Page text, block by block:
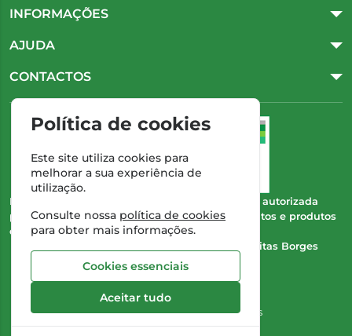
INFORMAÇÕES
AJUDA
CONTACTOS
Esta farmácia (Farmácia Gonçalves) encontra-se autorizada
pelo INFARMED para a dispensa de medicamentos e produtos
de saúde ao domicílio e através da internet.
Dra. Cristina Marta de Freitas Borges
Gonçalves
©2026 Todos os direitos reservados
Política de cookies
Este site utiliza cookies para
melhorar a sua experiência de
utilização.
Consulte nossa política de cookies
para obter mais informações.
Cookies essenciais
Aceitar tudo